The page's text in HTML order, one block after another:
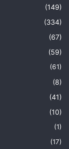
(149)
(334)
(67)
(59)
(61)
(8)
(41)
(10)
(1)
(17)